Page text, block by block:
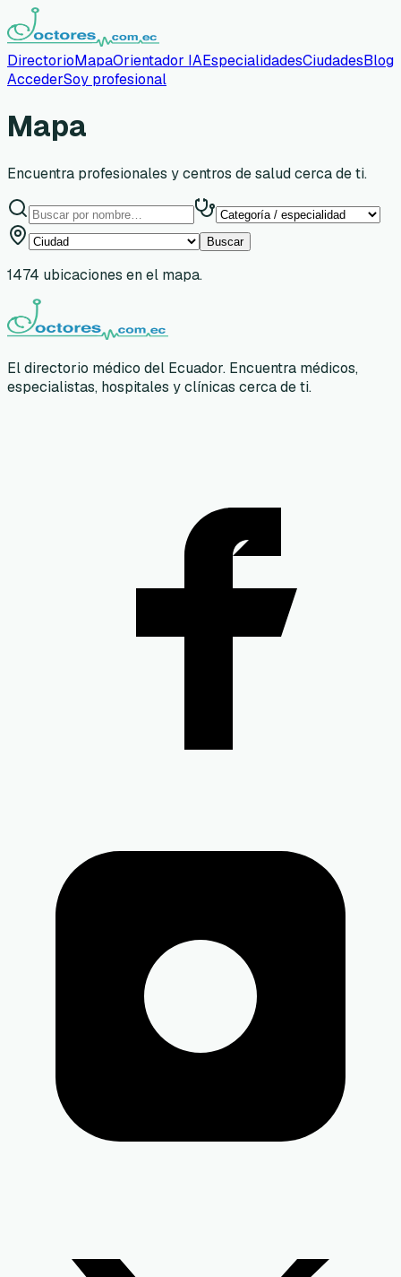
DirectorioMapaOrientador IAEspecialidadesCiudadesBlog
AccederSoy profesional
Mapa
Encuentra profesionales y centros de salud cerca de ti.
Buscar
1474 ubicaciones en el mapa.
El directorio médico del Ecuador. Encuentra médicos,
especialistas, hospitales y clínicas cerca de ti.